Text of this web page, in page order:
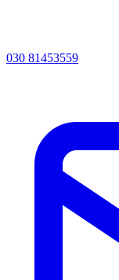
030 81453559